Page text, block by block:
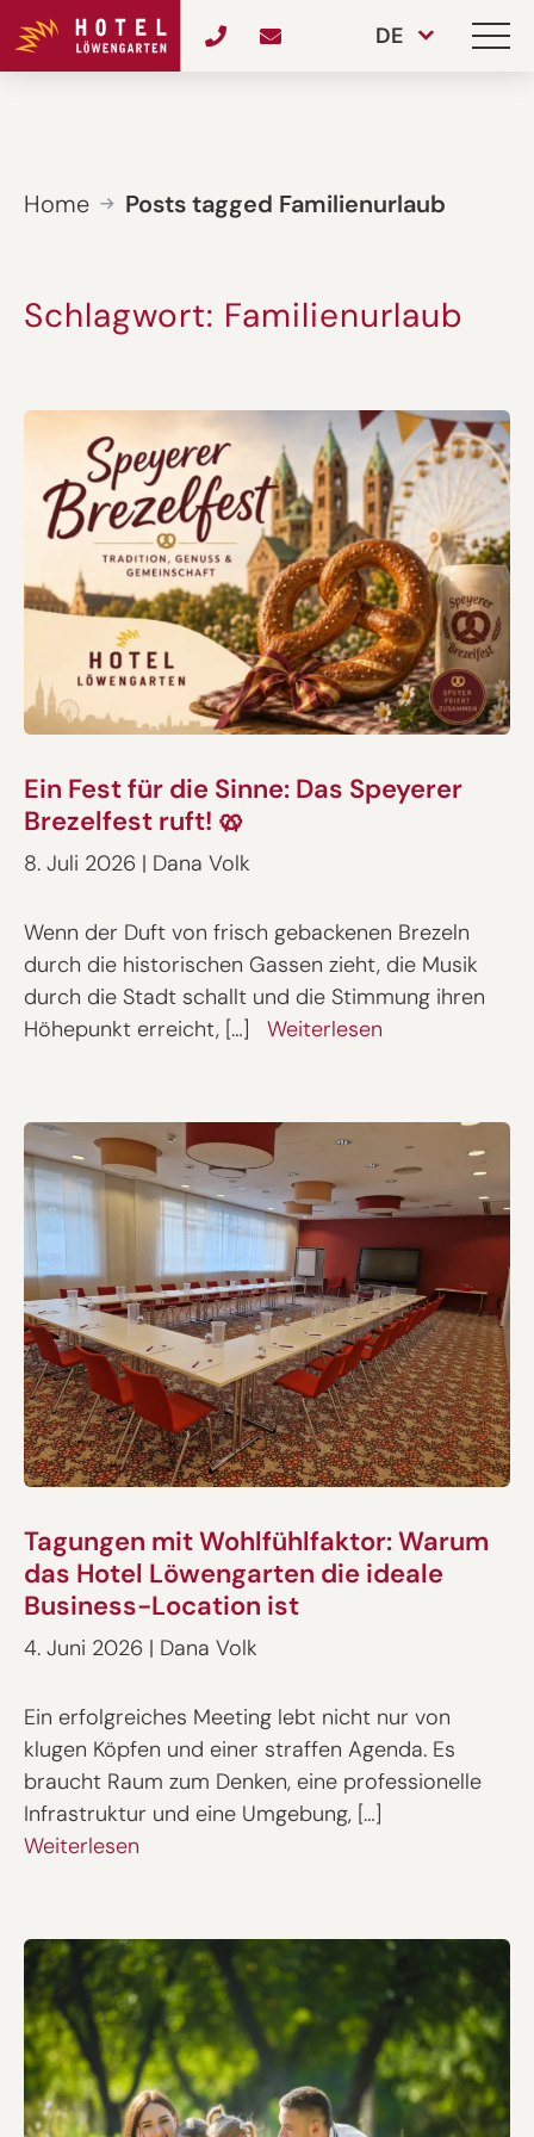
DE
Home Posts tagged Familienurlaub
Schlagwort: Familienurlaub
Ein Fest für die Sinne: Das Speyerer
Brezelfest ruft! 🥨
8. Juli 2026 | Dana Volk
Wenn der Duft von frisch gebackenen Brezeln
durch die historischen Gassen zieht, die Musik
durch die Stadt schallt und die Stimmung ihren
Höhepunkt erreicht, […]
Weiterlesen
Tagungen mit Wohlfühlfaktor: Warum
das Hotel Löwengarten die ideale
Business-Location ist
4. Juni 2026 | Dana Volk
Ein erfolgreiches Meeting lebt nicht nur von
klugen Köpfen und einer straffen Agenda. Es
braucht Raum zum Denken, eine professionelle
Infrastruktur und eine Umgebung, […]
Weiterlesen